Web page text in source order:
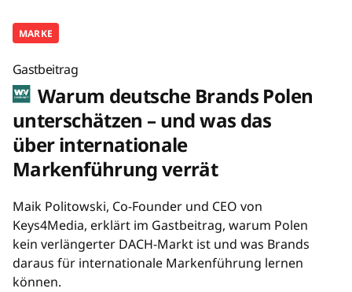
MARKE
Gastbeitrag
Warum deutsche Brands Polen
unterschätzen – und was das
über internationale
Markenführung verrät
Maik Politowski, Co-Founder und CEO von
Keys4Media, erklärt im Gastbeitrag, warum Polen
kein verlängerter DACH-Markt ist und was Brands
daraus für internationale Markenführung lernen
können.